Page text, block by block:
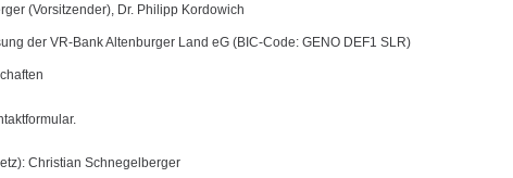
(Vorsitzender), Dr. Philipp Kordowich
der VR-Bank Altenburger Land eG (BIC-Code: GENO DEF1 SLR)
Christian Schnegelberger